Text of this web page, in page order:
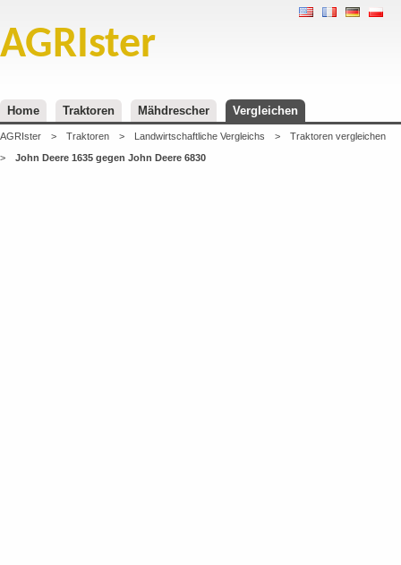
AGRIster
Home Traktoren Mähdrescher Vergleichen
AGRIster > Traktoren > Landwirtschaftliche Vergleichs >
Traktoren vergleichen
>
John Deere 1635 gegen John Deere 6830